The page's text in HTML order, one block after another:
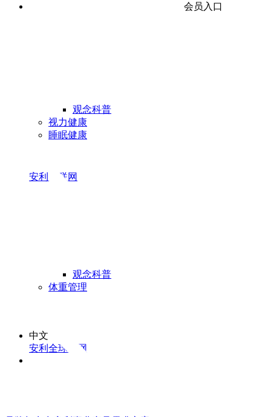
会员入口
安利易联网
中文
安利全球官网
观念科普
视力健康
睡眠健康
观念科普
体重管理